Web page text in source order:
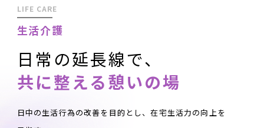
LIFE CARE
生活介護
日常の延長線で、
共に整える憩いの場
日中の生活行為の改善を目的とし、在宅生活力の向上を